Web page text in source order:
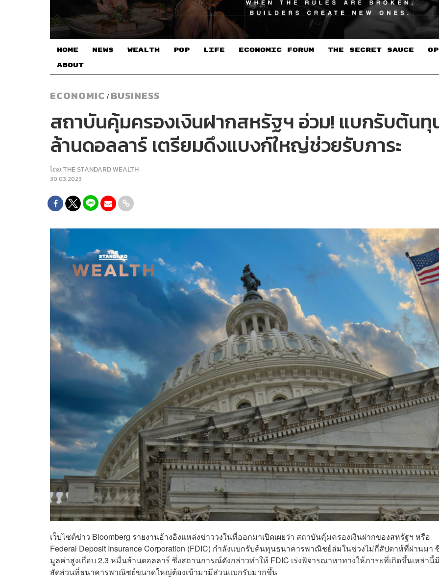
HOME NEWS WEALTH POP LIFE ECONOMIC FORUM THE SECRET SAUCE​
ABOUT
ECONOMIC / BUSINESS
สถาบันคุ้มครองเงินฝากสหรัฐฯ อ่วม! แบกรับต้น
ล้านดอลลาร์ เตรียมดึงแบงก์ใหญ่ช่วยรับภาระ
โดย THE STANDARD WEALTH
30.03.2023
เว็บไซต์ข่าว Bloomberg รายงานอ้างอิงแหล่งข่าววงในที่ออกมาเปิดเผยว่า สถาบันคุ้มครองเงินฝากของสหรัฐฯ หรือ
Federal Deposit Insurance Corporation (FDIC) กำลังแบกรับต้นทุนธนาคารพาณิชย์ล่มในช่วงไม่กี่สัปดาห์ที่ผ่านมา
มูลค่าสูงเกือบ 2.3 หมื่นล้านดอลลาร์ ซึ่งสถานการณ์ดังกล่าวทำให้ FDIC เร่งพิจารณาหาทางให้ภาระที่เกิดขึ้นเหล่านี้
สัดส่วนที่ธนาคารพาณิชย์ขนาดใหญ่ต้องเข้ามามีส่วนแบกรับมากขึ้น